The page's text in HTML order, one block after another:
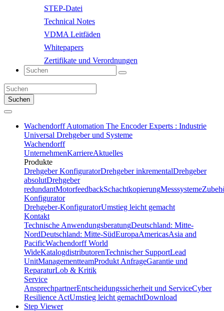
STEP-Datei
Technical Notes
VDMA Leitfäden
Whitepapers
Zertifikate und Verordnungen
Suchen
Wachendorff Automation The Encoder Experts : Industrie
Universal Drehgeber und Systeme
Wachendorff
UnternehmenKarriereAktuelles
Produkte
Drehgeber KonfiguratorDrehgeber inkrementalDrehgeber
absolutDrehgeber
redundantMotorfeedbackSchachtkopierungMesssysteme
Konfigurator
Drehgeber-KonfiguratorUmstieg leicht gemacht
Kontakt
Technische AnwendungsberatungDeutschland: Mitte-
NordDeutschland: Mitte-SüdEuropaAmericasAsia and
PacificWachendorff World
WideKatalogdistributorenTechnischer SupportLead
UnitManagementteamProdukt AnfrageGarantie und
ReparaturLob & Kritik
Service
AnsprechpartnerEntscheidungssicherheit und ServiceCyber
Resilience ActUmstieg leicht gemachtDownload
Step Viewer